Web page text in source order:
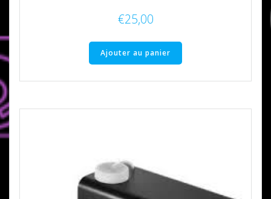
€25,00
Ajouter au panier